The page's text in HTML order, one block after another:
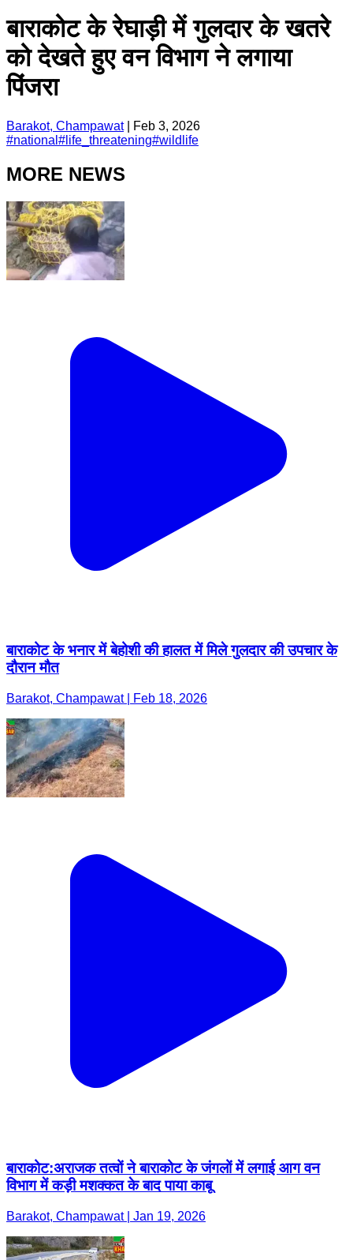
बाराकोट के रेघाड़ी में गुलदार के खतरे
को देखते हुए वन विभाग ने लगाया
पिंजरा
Barakot, Champawat|
Feb 3, 2026
#national # life_threatening#wildlife
MORE NEWS
बाराकोट के भनार में बेहोशी की हालत में मिले गुलदार की उपचार के
दौरान मौत
Barakot, Champawat | Feb 18, 2026
बाराकोट:अराजक तत्वों ने बाराकोट के जंगलों में लगाई आग वन
विभाग में कड़ी मशक्कत के बाद पाया काबू
Barakot, Champawat | Jan 19, 2026